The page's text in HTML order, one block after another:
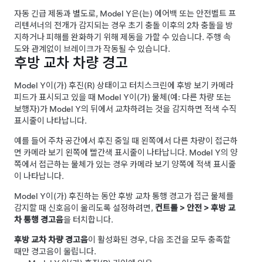
자동 긴급 제동과 별도로, Model Y은(는) 에어백 또는 안전벨트 프
리텐셔너의 전개가 감지되는 경우 초기 충돌 이후의 2차 충돌을 방
지하거나 피해를 완화하기 위해 제동을 가할 수 있습니다. 주행 속
도와 관계없이 브레이크가 작동될 수 있습니다.
후방 교차 차량 경고
Model Y이(가) 후진(R) 상태이고 터치스크린에 후방 보기 카메라
피드가 표시되고 있을 때 Model Y이(가) 물체(예: 다른 차량 또는
보행자)가 Model Y의 뒤에서 교차하려는 것을 감지하면 적색 수직
표시줄이 나타납니다.
예를 들어 주차 공간에서 후진 중일 때 왼쪽에서 다른 차량이 접근하
면 카메라 보기 왼쪽에 빨간색 표시줄이 나타납니다. Model Y의 양
쪽에서 접근하는 물체가 있는 경우 카메라 보기 양쪽에 적색 표시줄
이 나타납니다.
Model Y이(가) 후진하는 동안 후방 교차 통행 경고가 접근 물체를
감지할 때 신호음이 울리도록 설정하려면, 컨트롤 > 안전 > 후방 교
차 통행 경고음을 터치합니다.
후방 교차 차량 경고음이 활성화된 경우, 다음 조건을 모두 충족할
때만 경고음이 울립니다.